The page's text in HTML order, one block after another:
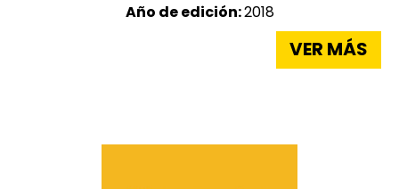
Año de edición:2018
VER MÁS